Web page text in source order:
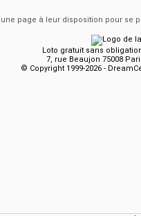
page à leur disposition pour se
Loto gratuit sans
7, rue Beaujon 75008
© Copyright 1999-2026 -